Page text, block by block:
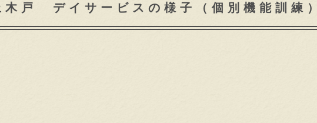
戸 デイサービスの様子（個別機能訓練）